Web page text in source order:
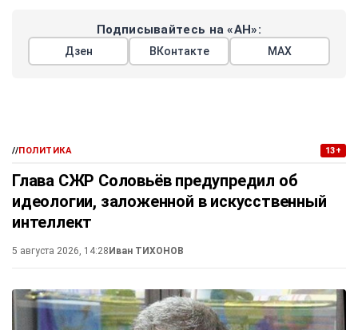
Подписывайтесь на «АН»:
Дзен ВКонтакте МАХ
//ПОЛИТИКА 13+
Глава СЖР Соловьёв предупредил об
идеологии, заложенной в искусственный
интеллект
5 августа 2026, 14:28 Иван ТИХОНОВ